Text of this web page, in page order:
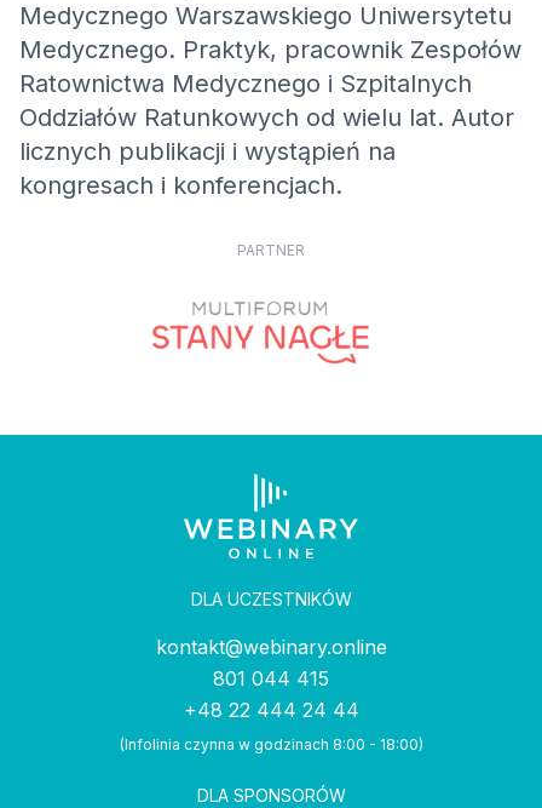
Medycznego Warszawskiego Uniwersytetu
Medycznego. Praktyk, pracownik Zespołów
Ratownictwa Medycznego i Szpitalnych
Oddziałów Ratunkowych od wielu lat. Autor
licznych publikacji i wystąpień na
kongresach i konferencjach.
PARTNER
DLA UCZESTNIKÓW
kontakt@webinary.online
801 044 415
+48 22 444 24 44
(Infolinia czynna w godzinach 8:00 - 18:00)
DLA SPONSORÓW